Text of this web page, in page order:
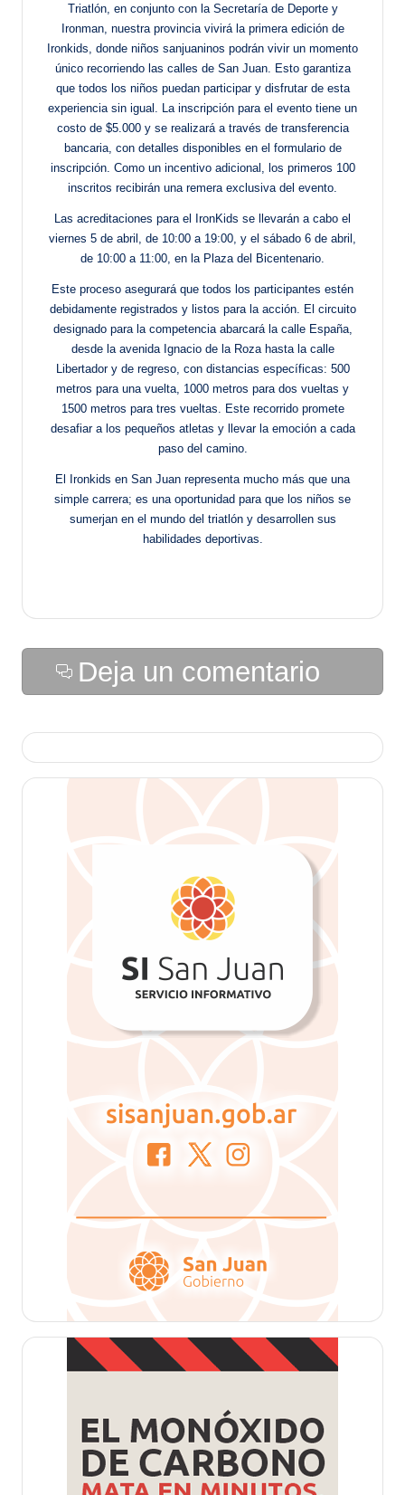
Triatlón, en conjunto con la Secretaría de Deporte y
Ironman, nuestra provincia vivirá la primera edición de
Ironkids, donde niños sanjuaninos podrán vivir un momento
único recorriendo las calles de San Juan. Esto garantiza
que todos los niños puedan participar y disfrutar de esta
experiencia sin igual. La inscripción para el evento tiene un
costo de $5.000 y se realizará a través de transferencia
bancaria, con detalles disponibles en el formulario de
inscripción. Como un incentivo adicional, los primeros 100
inscritos recibirán una remera exclusiva del evento.
Las acreditaciones para el IronKids se llevarán a cabo el
viernes 5 de abril, de 10:00 a 19:00, y el sábado 6 de abril,
de 10:00 a 11:00, en la Plaza del Bicentenario.
Este proceso asegurará que todos los participantes estén
debidamente registrados y listos para la acción. El circuito
designado para la competencia abarcará la calle España,
desde la avenida Ignacio de la Roza hasta la calle
Libertador y de regreso, con distancias específicas: 500
metros para una vuelta, 1000 metros para dos vueltas y
1500 metros para tres vueltas. Este recorrido promete
desafiar a los pequeños atletas y llevar la emoción a cada
paso del camino.
El Ironkids en San Juan representa mucho más que una
simple carrera; es una oportunidad para que los niños se
sumerjan en el mundo del triatlón y desarrollen sus
habilidades deportivas.
Deja un comentario